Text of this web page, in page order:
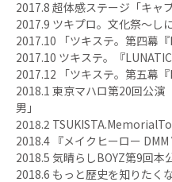
2017.8 超体感ステージ「キャ
2017.9 ツキプロ。文化祭〜し
2017.10 「ツキステ。第四幕
2017.10 ツキステ。『
2017.12 「ツキステ。第五幕
2018.1 東京マハロ第20回公演
男」
2018.2
2018.4 『メイクヒーロー
2018.5 気晴らしBOYZ第9回本
2018.6 もっと歴史を知りたく